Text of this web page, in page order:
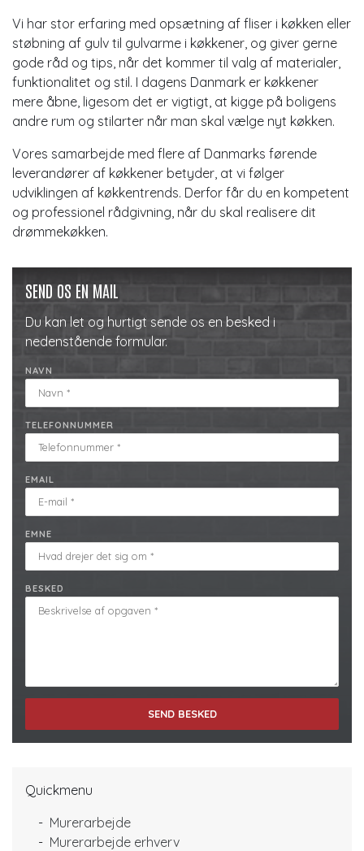
Vi har stor erfaring med opsætning af fliser i køkken eller
støbning af gulv til gulvarme i køkkener, og giver gerne
gode råd og tips, når det kommer til valg af materialer,
funktionalitet og stil. I dagens Danmark er køkkener
mere åbne, ligesom det er vigtigt, at kigge på boligens
andre rum og stilarter når man skal vælge nyt køkken.
Vores samarbejde med flere af Danmarks førende
leverandører af køkkener betyder, at vi følger
udviklingen af køkkentrends. Derfor får du en kompetent
og professionel rådgivning, når du skal realisere dit
drømmekøkken.​
SEND OS EN MAIL
Du kan let og hurtigt sende os en besked i
nedenstående formular.
NAVN
TELEFONNUMMER
EMAIL
EMNE
BESKED
Quickmenu
Murerarbejde
Murerarbejde erhverv